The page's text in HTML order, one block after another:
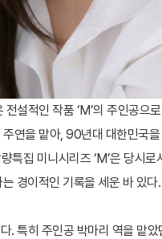
설적인 작품 ‘M’의 주인공으
연을 맡아, 90년대 대한민국
집 미니시리즈 ‘M’은 당시로
경이적인 기록을 세운 바 있다.
. 특히 주인공 박마리 역을 맡